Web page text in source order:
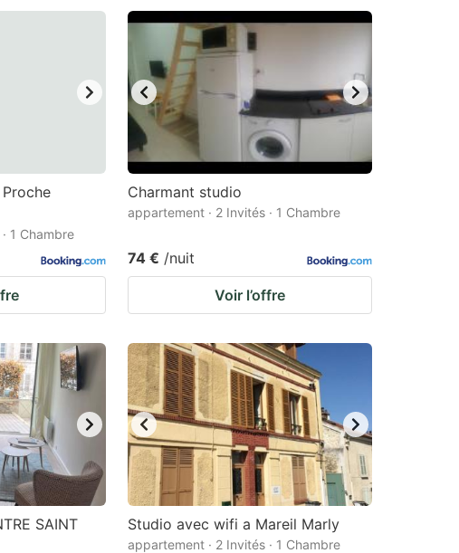
1 Chambre
Charmant studio
appartement · 2 Invités · 1 Chambre
74 € /nuit
Voir l’offre
SAINT
Studio avec wifi a Mareil Marly
appartement · 2 Invités · 1 Chambre